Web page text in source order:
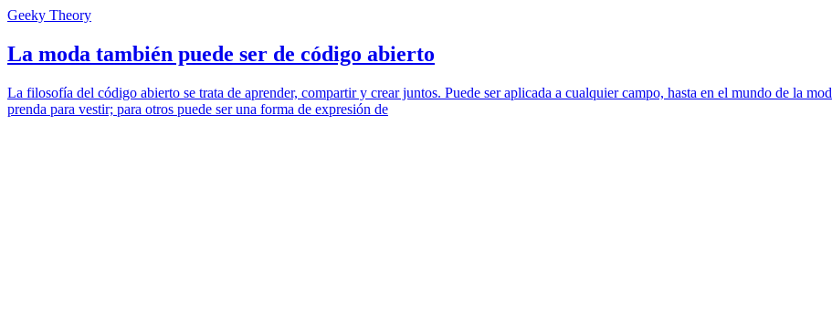
Geeky Theory
La moda también puede ser de código abierto
La filosofía del código abierto se trata de aprender, compartir y crear juntos. Puede ser aplicada a cualquier campo, hasta en el mundo de la
prenda para vestir; para otros puede ser una forma de expresión de